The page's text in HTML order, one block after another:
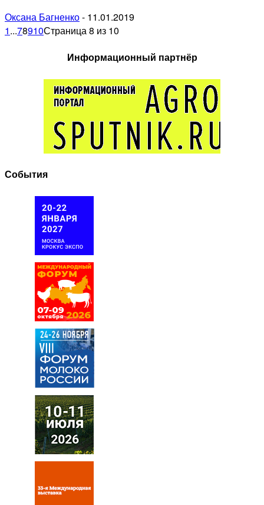
Оксана Багненко- 11.01.2019
1...78910Страница 8 из 10
Информационный партнёр
События